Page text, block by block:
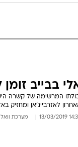
בבייב
לאזרבייג'אן ומחזיק
14:35 13/ מערכת